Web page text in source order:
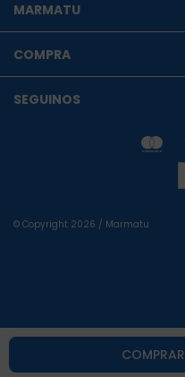
COMPRAR
MARMATU
COMPRA
SEGUINOS
© Copyright 2026 / Marmatu